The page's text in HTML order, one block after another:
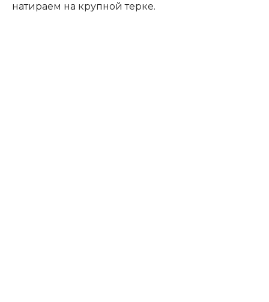
натираем на крупной терке.